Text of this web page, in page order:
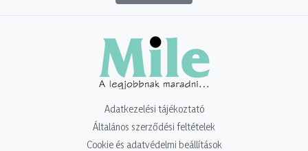
Adatkezelési tájékoztató
Általános szerződési feltételek
Cookie és adatvédelmi beállítások